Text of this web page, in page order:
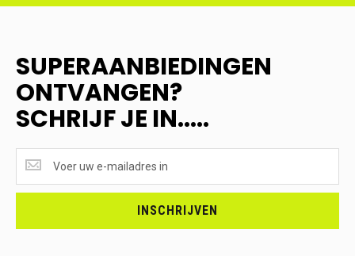
SUPERAANBIEDINGEN
ONTVANGEN?
SCHRIJF JE IN.....
ONTVANGEN?
<br>SCHRIJF
INSCHRIJVEN